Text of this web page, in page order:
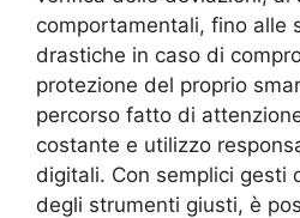
comportamentali, fino alle
drastiche in caso di
protezione del proprio
percorso fatto di
costante e utilizzo
digitali. Con semplici gesti
degli strumenti giusti, è